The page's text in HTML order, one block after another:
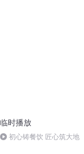
临时播放
初心铸餐饮 匠心筑大地